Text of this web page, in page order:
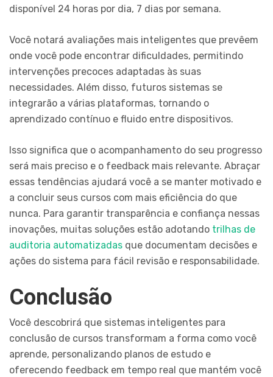
disponível 24 horas por dia, 7 dias por semana.
Você notará avaliações mais inteligentes que prevêem
onde você pode encontrar dificuldades, permitindo
intervenções precoces adaptadas às suas
necessidades. Além disso, futuros sistemas se
integrarão a várias plataformas, tornando o
aprendizado contínuo e fluido entre dispositivos.
Isso significa que o acompanhamento do seu progresso
será mais preciso e o feedback mais relevante. Abraçar
essas tendências ajudará você a se manter motivado e
a concluir seus cursos com mais eficiência do que
nunca. Para garantir transparência e confiança nessas
inovações, muitas soluções estão adotando trilhas de
auditoria automatizadas que documentam decisões e
ações do sistema para fácil revisão e responsabilidade.
Conclusão
Você descobrirá que sistemas inteligentes para
conclusão de cursos transformam a forma como você
aprende, personalizando planos de estudo e
oferecendo feedback em tempo real que mantém você